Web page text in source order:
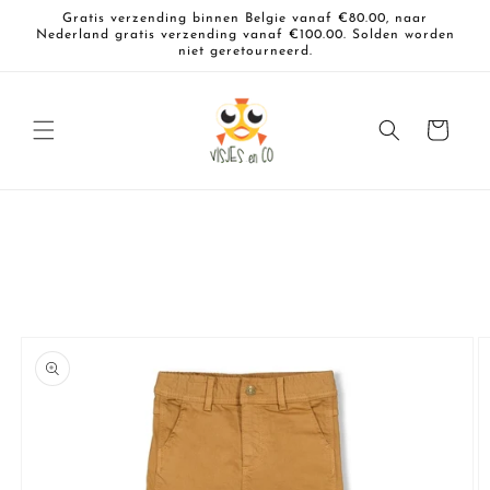
naar de
content
Gratis verzending binnen Belgie vanaf €80.00, naar
Nederland gratis verzending vanaf €100.00. Solden worden
niet geretourneerd.
Winkelwagen